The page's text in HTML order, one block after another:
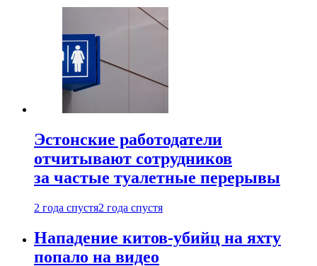
Эстонские работодатели
отчитывают сотрудников
за частые туалетные перерывы
2 года спустя2 года спустя
Нападение китов-убийц на яхту
попало на видео